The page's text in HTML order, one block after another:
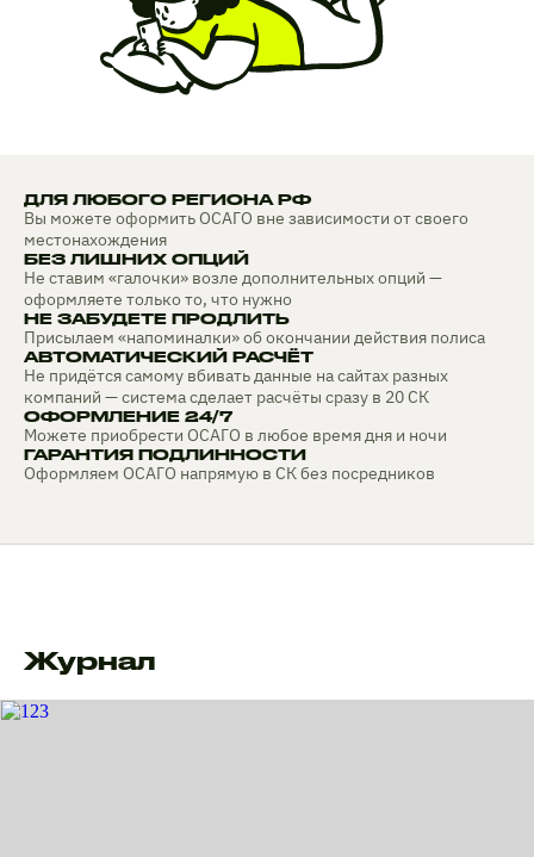
ДЛЯ ЛЮБОГО РЕГИОНА РФ
Вы можете оформить ОСАГО вне зависимости от своего
местонахождения
БЕЗ ЛИШНИХ ОПЦИЙ
Не ставим «галочки» возле дополнительных опций —
оформляете только то, что нужно
НЕ ЗАБУДЕТЕ ПРОДЛИТЬ
Присылаем «напоминалки» об окончании действия полиса
АВТОМАТИЧЕСКИЙ РАСЧЁТ
Не придётся самому вбивать данные на сайтах разных
компаний — система сделает расчёты сразу в 20 СК
ОФОРМЛЕНИЕ 24/7
Можете приобрести ОСАГО в любое время дня и ночи
ГАРАНТИЯ ПОДЛИННОСТИ
Оформляем ОСАГО напрямую в СК без посредников
Журнал